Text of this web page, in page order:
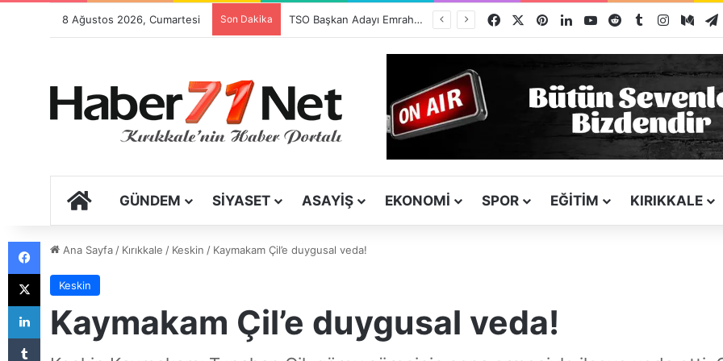
8 Ağustos 2026, Cumartesi Son Dakika Festival Sancısı Facebook PinterestLinkedInYouTubeRedditTumblrInstagram
ANA SAYFA
GÜNDEM SIYASET ASAYIŞ EKONOMI SPOR EĞITIM KIRIKKALE
Ana Sayfa/ Kırıkkale / Keskin / Kaymakam Çil’e duygusal veda!
Keskin
Kaymakam Çil’e duygusal veda!
Tumblr